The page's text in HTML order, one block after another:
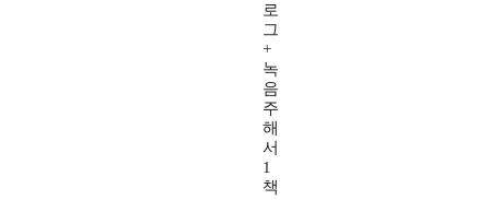
로
그
+
녹
음
주
해
서
1
책